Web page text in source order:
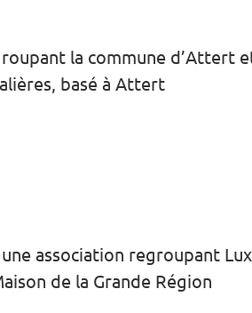
la commune d’Attert
basé à Attert
association regroupant
de la Grande Région